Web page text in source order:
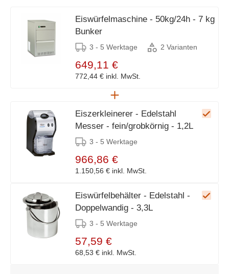
Eiswürfelmaschine - 50kg/24h - 7 kg
Bunker
3 - 5 Werktage 2 Varianten
649,11 €
772,44 € inkl. MwSt.
Eiszerkleinerer - Edelstahl
Messer - fein/grobkörnig - 1,2L
3 - 5 Werktage
966,86 €
1.150,56 € inkl. MwSt.
Eiswürfelbehälter - Edelstahl -
Doppelwandig - 3,3L
3 - 5 Werktage
57,59 €
68,53 € inkl. MwSt.